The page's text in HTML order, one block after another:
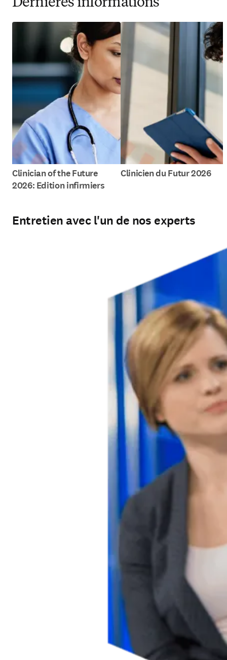
Dernières informations
Clinician of the Future
2026: Edition infirmiers
Clinicien du Futur 2026
Entretien avec l'un de nos experts